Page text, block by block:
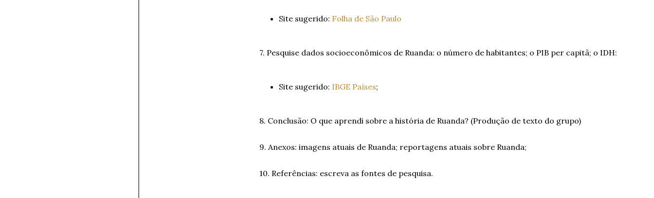
Site sugerido: Folha de São Paulo
7. Pesquise dados socioeconômicos de Ruanda: o número de habitantes; o PIB per capitã; o IDH:
Site sugerido: IBGE Países;
8. Conclusão: O que aprendi sobre a história de Ruanda? (Produção de texto do grupo)
9. Anexos: imagens atuais de Ruanda; reportagens atuais sobre Ruanda;
10. Referências: escreva as fontes de pesquisa.